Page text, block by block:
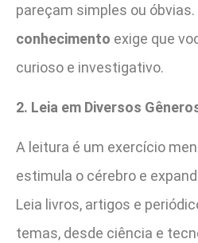
pareçam simples ou
conhecimento exige que
curioso e investigativo.
2. Leia em Diversos
A leitura é um exercício
estimula o cérebro e
Leia livros, artigos e
temas, desde ciência e